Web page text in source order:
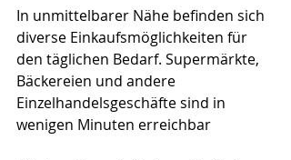
In unmittelbarer Nähe befinden sich
diverse Einkaufsmöglichkeiten für
den täglichen Bedarf. Supermärkte,
Bäckereien und andere
Einzelhandelsgeschäfte sind in
wenigen Minuten erreichbar